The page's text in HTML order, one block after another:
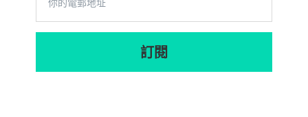
e Career
Admission
訂閱